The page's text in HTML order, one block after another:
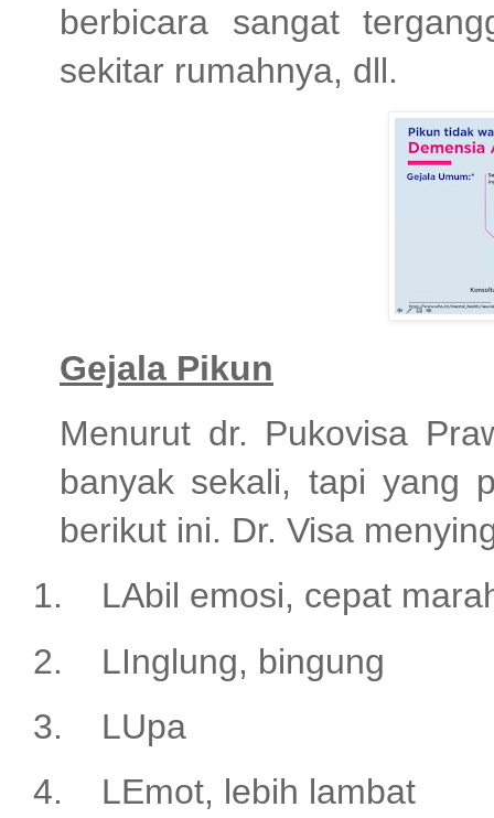
berbicara sangat
sekitar rumahnya, dll.
Gejala Pikun
Menurut dr. Pukovisa
banyak sekali, tapi yang
berikut ini. Dr. Visa
1.
LAbil emosi, cepat
2.
LInglung, bingung
3.
LUpa
4.
LEmot, lebih lambat